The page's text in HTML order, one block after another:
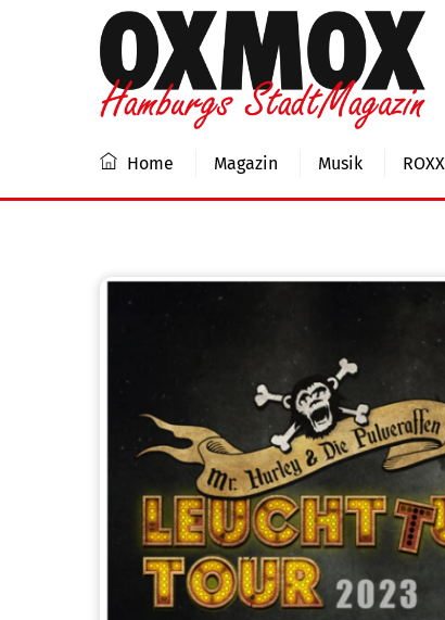
Home Magazin Musik ROXX